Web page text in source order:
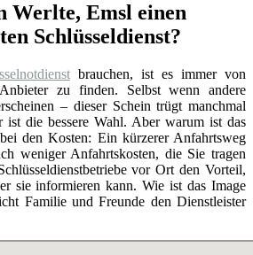
Werlte, Emsl einen
Schlüsseldienst?
brauchen, ist es immer von
zu finden. Selbst wenn andere
– dieser Schein trügt manchmal
die bessere Wahl. Aber warum ist das
den Kosten: Ein kürzerer Anfahrtsweg
weniger Anfahrtskosten, die Sie tragen
vor Ort den Vorteil,
sie informieren kann. Wie ist das Image
Familie und Freunde den Dienstleister